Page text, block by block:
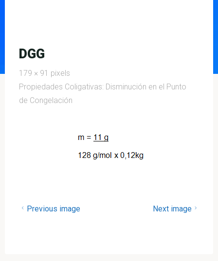
DGG
Full
size
179 × 91 pixels
Propiedades Coligativas: Disminución en el Punto
de Congelación
Previous image Next image